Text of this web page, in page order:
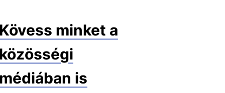
minket a
is